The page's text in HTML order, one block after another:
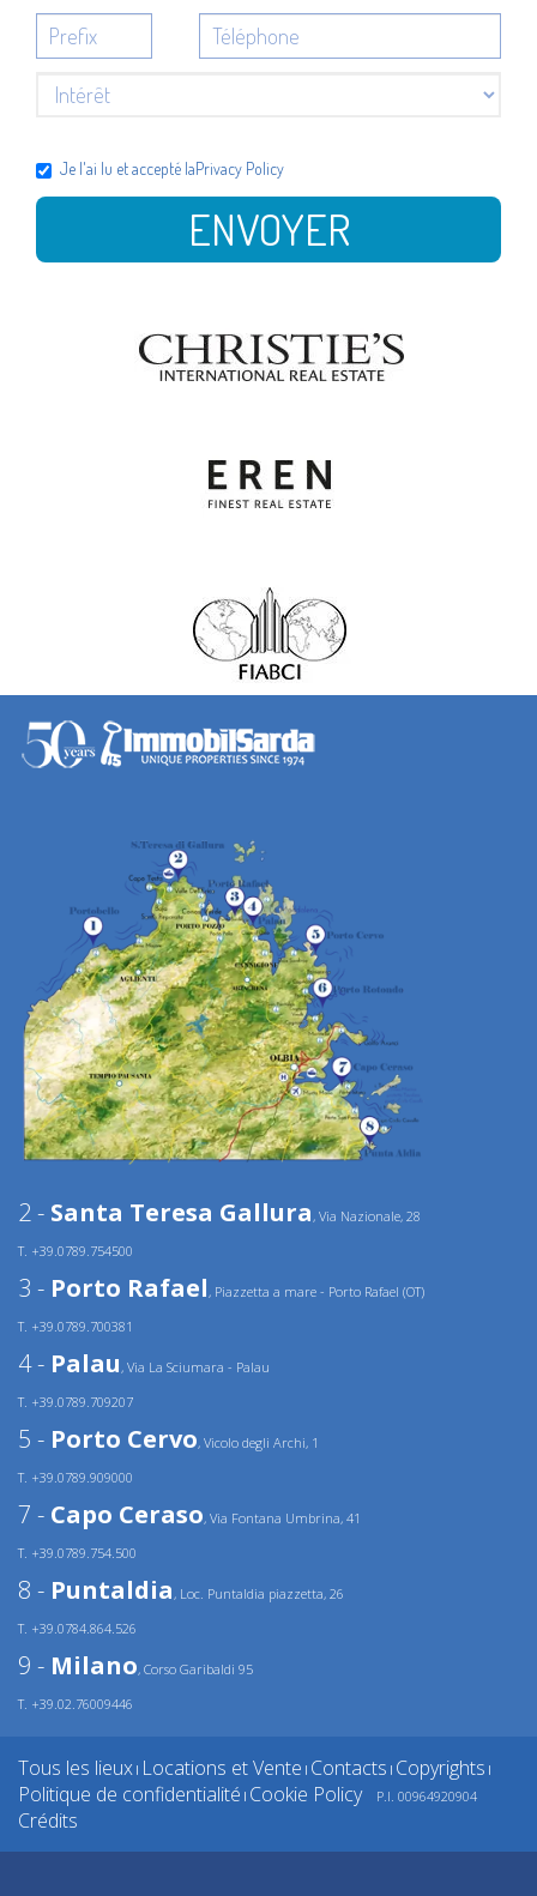
Je l'ai lu et accepté laPrivacy Policy
ENVOYER
2 - Santa Teresa Gallura, Via Nazionale, 28
T. +39.0789.754500
3 - Porto Rafael, Piazzetta a mare - Porto Rafael (OT)
T. +39.0789.700381
4 - Palau, Via La Sciumara - Palau
T. +39.0789.709207
5 - Porto Cervo, Vicolo degli Archi, 1
T. +39.0789.909000
7 - Capo Ceraso, Via Fontana Umbrina, 41
T. +39.0789.754.500
8 - Puntaldia, Loc. Puntaldia piazzetta, 26
T. +39.0784.864.526
9 - Milano, Corso Garibaldi 95
T. +39.02.76009446
Tous les lieux | Locations et Vente | Contacts | Copyrights |
Politique de confidentialité | Cookie Policy P.I. 00964920904
Crédits